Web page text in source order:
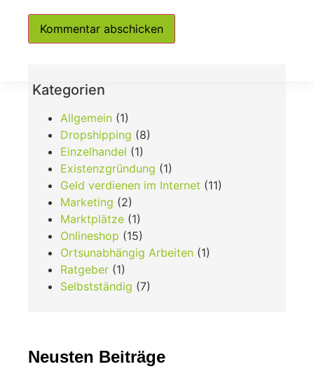
Kategorien
Allgemein (1)
Dropshipping (8)
Einzelhandel (1)
Existenzgründung (1)
Geld verdienen im Internet (11)
Marketing (2)
Marktplätze (1)
Onlineshop (15)
Ortsunabhängig Arbeiten (1)
Ratgeber (1)
Selbstständig (7)
Neusten Beiträge